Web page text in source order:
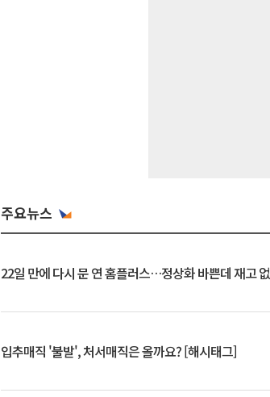
주요뉴스
22일 만에 다시 문 연 홈플러스…정상화 바쁜데 재고
입추매직 '불발', 처서매직은 올까요? [해시태그]